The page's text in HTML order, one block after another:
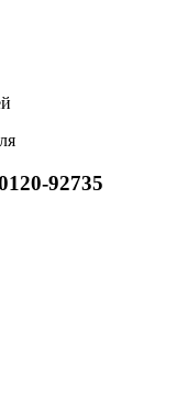
92735